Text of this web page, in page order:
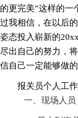
的更完美”这样的一
过我相信，在以后
姿态投入崭新的
尽出自己的努力，
信自己一定能够做
报关员个人工作
一、现场人员